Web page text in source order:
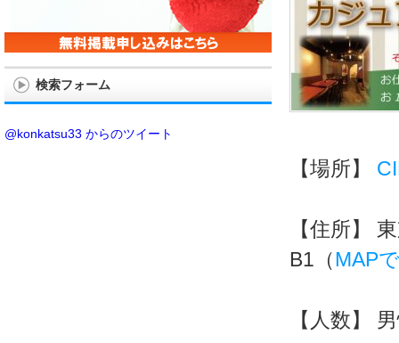
【場所】
【住所】
B1（MAP
【人数】
検索フォーム
@konkatsu33 からのツイート